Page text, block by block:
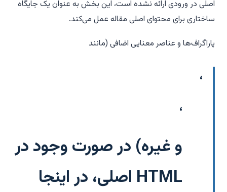
اصلی در ورودی ارائه نشده است، این بخش به عنوان یک جایگاه
ساختاری برای محتوای اصلی مقاله عمل می‌کند.
پاراگراف‌ها و عناصر معنایی اضافی (مانند
،
،
و غیره) در صورت وجود در
HTML اصلی، در اینجا